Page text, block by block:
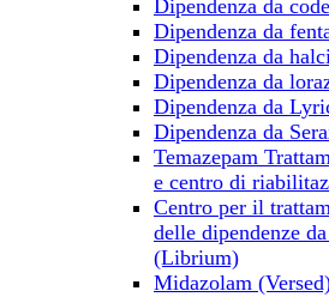
Dipendenza da
Dipendenza da
Dipendenza da
Dipendenza da
Dipendenza da
Dipendenza da
Temazepam
e centro di
Centro per il
delle dipendenze
(Librium)
Midazolam